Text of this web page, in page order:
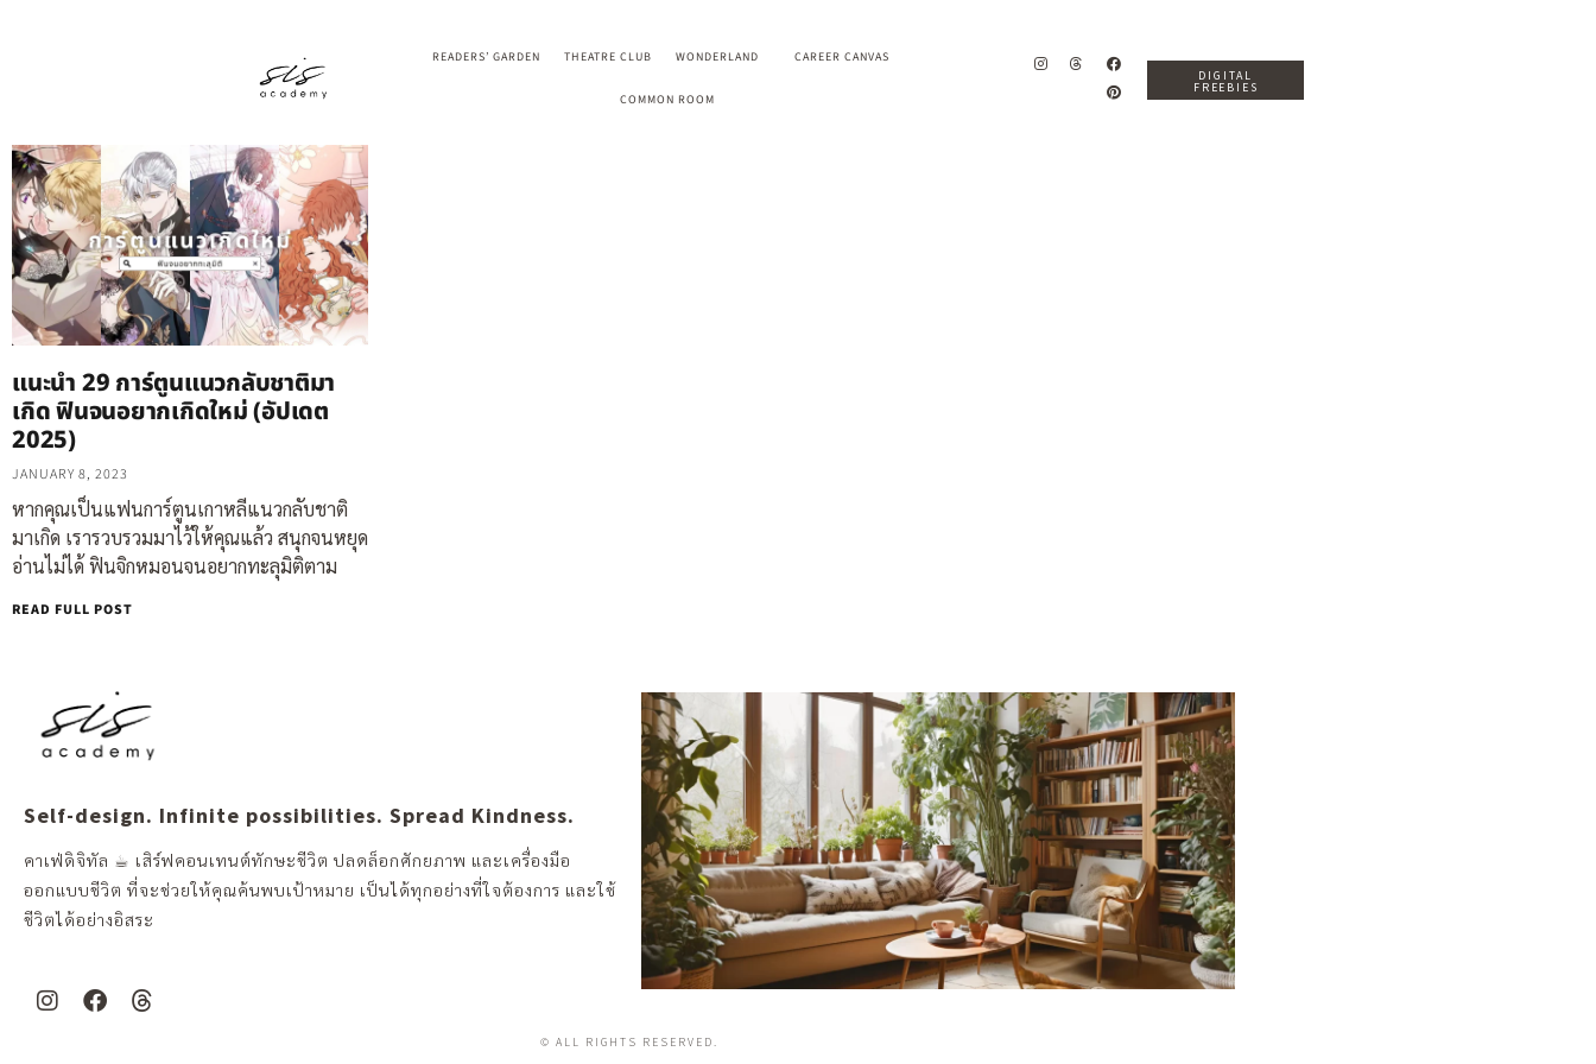
READERS’ GARDEN THEATRE CLUB WONDERLAND CAREER CANVAS
COMMON ROOM
DIGITAL
FREEBIES
แนะนำ 29 การ์ตูนแนวกลับชาติมา
เกิด ฟินจนอยากเกิดใหม่ (อัปเดต
2025)
JANUARY 8, 2023
หากคุณเป็นแฟนการ์ตูนเกาหลีแนวกลับชาติ
มาเกิด เรารวบรวมมาไว้ให้คุณแล้ว สนุกจนหยุด
อ่านไม่ได้ ฟินจิกหมอนจนอยากทะลุมิติตาม
READ FULL POST
Self-design. Infinite possibilities. Spread Kindness.
คาเฟ่ดิจิทัล ☕︎ เสิร์ฟคอนเทนต์ทักษะชีวิต ปลดล็อกศักยภาพ และเครื่องมือ
ออกแบบชีวิต ที่จะช่วยให้คุณค้นพบเป้าหมาย เป็นได้ทุกอย่างที่ใจต้องการ และใช้
ชีวิตได้อย่างอิสระ
© ALL RIGHTS RESERVED.